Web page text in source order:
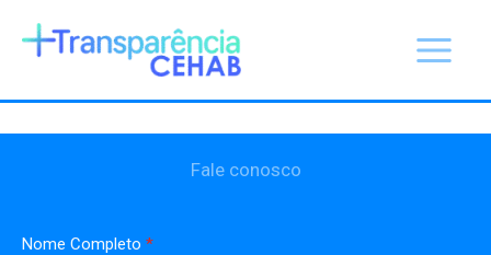
para
conteúdo
Fale conosco
Nome Completo *